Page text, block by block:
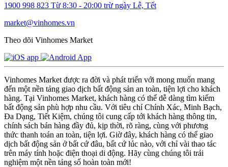
1900 998 823 Từ 8:30 - 20:00 trừ ngày Lễ, Tết
market@vinhomes.vn
Theo dõi Vinhomes Market
Vinhomes Market được ra đời và phát triển với mong muốn mang
đến một nền tảng giao dịch bất động sản an toàn, tiện lợi cho khách
hàng. Tại Vinhomes Market, khách hàng có thể dễ dàng tìm kiếm
bất động sản phù hợp nhu cầu. Với tiêu chí Chính Xác, Minh Bạch,
Đa Dạng, Tiết Kiệm, chúng tôi cung cấp tới khách hàng thông tin,
chính sách bán hàng đầy đủ, kịp thời, rõ ràng, cùng với phương
thức thanh toán an toàn, tiện lợi. Giờ đây, khách hàng có thể giao
dịch bất động sản ở bất cứ đâu, bất cứ lúc nào, với chỉ vài thao tác
trên máy tính hoặc điện thoại di động. Hãy cùng chúng tôi trải
nghiệm một nền tảng số hoàn toàn mới!